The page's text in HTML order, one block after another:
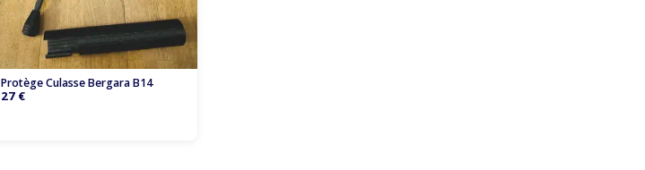
Protège Culasse Bergara B14
27 €